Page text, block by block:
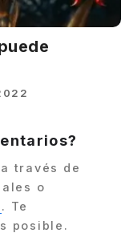
través de
o
. Te
posible.